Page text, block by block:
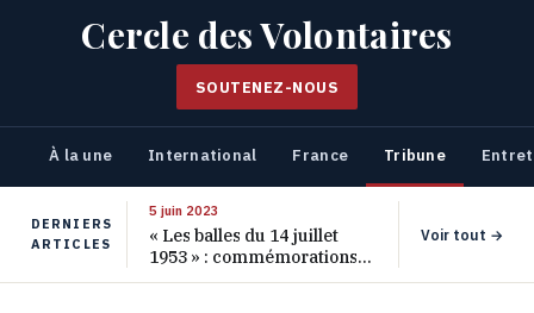
Cercle des Volontaires
SOUTENEZ-NOUS
À la une International France Tribune
DERNIERS
ARTICLES
5 juin 2023
« Les balles du 14 juillet
1953 » : commémorations
pour les 70 ans de ce
Voir tout →